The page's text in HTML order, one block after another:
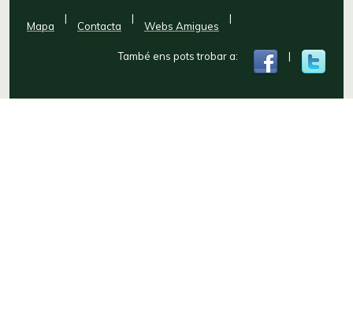
Mapa
|
Contacta
|
Webs Amigues
|
També ens pots trobar a: |